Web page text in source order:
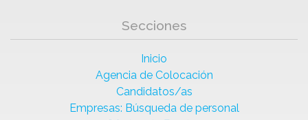
Secciones
Inicio
Agencia de Colocación
Candidatos/as
Empresas: Búsqueda de personal